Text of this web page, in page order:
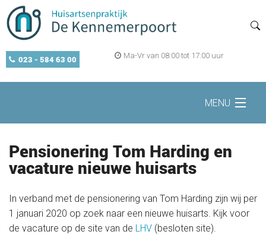
023 - 584 63 00 Ma-Vr van 08:00 tot 17:00 uur
MENU
Home
Openingstijden
Pensionering Tom Harding en
vacature nieuwe huisarts
In verband met de pensionering van Tom Harding zijn wij per
1 januari 2020 op zoek naar een nieuwe huisarts. Kijk voor
de vacature op de site van de LHV (besloten site).